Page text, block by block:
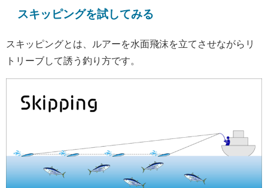
スキッピングを試してみる
スキッピングとは、ルアーを水面飛沫を立てさせながらリ
トリーブして誘う釣り方です。